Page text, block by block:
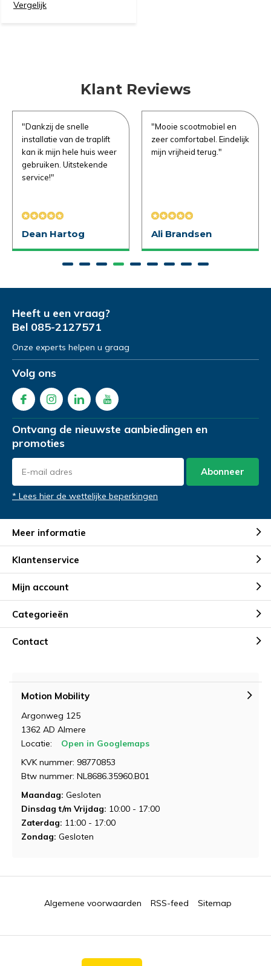
Vergelijk
Klant Reviews
"Dankzij de snelle
installatie van de traplift
kan ik mijn hele huis weer
gebruiken. Uitstekende
service!"
Dean Hartog
"Mooie scootmobiel en
zeer comfortabel. Eindelijk
mijn vrijheid terug."
Ali Brandsen
Heeft u een vraag?
Bel 085-2127571
Onze experts helpen u graag
Volg ons
Ontvang de nieuwste aanbiedingen en
promoties
Abonneer
* Lees hier de wettelijke beperkingen
Meer informatie
Klantenservice
Mijn account
Categorieën
Contact
Motion Mobility
Argonweg 125
1362 AD Almere
Locatie:
Open in Googlemaps
KVK nummer: 98770853
Btw nummer: NL8686.35960.B01
Maandag: Gesloten
Dinsdag t/m Vrijdag: 10:00 - 17:00
Zaterdag: 11:00 - 17:00
Zondag: Gesloten
Algemene voorwaarden RSS-feed Sitemap